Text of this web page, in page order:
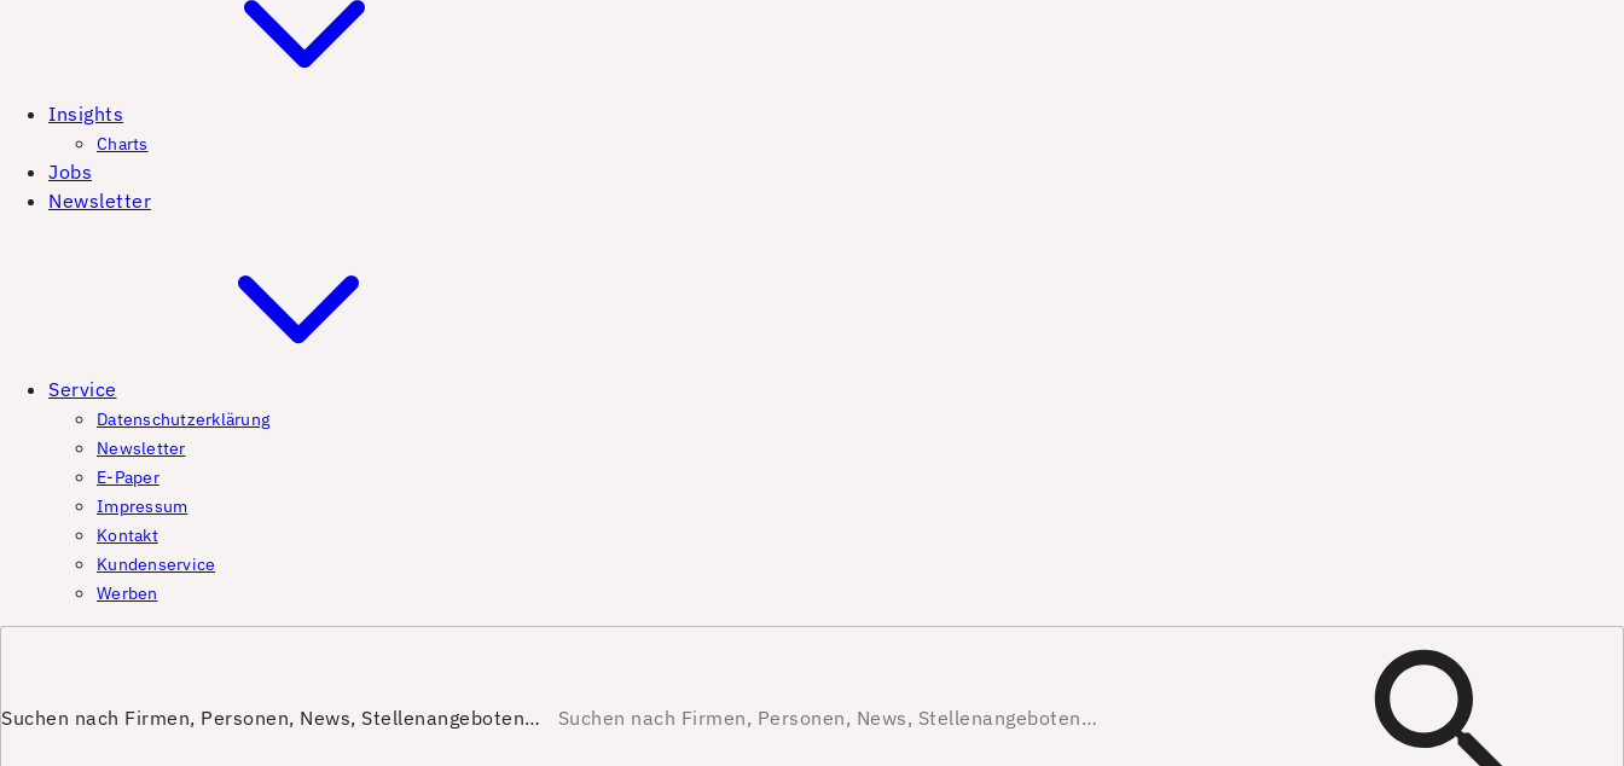
Insights
Charts
Jobs
Newsletter
Service
Datenschutzerklärung
Newsletter
E-Paper
Impressum
Kontakt
Kundenservice
Werben
Suchen nach Firmen, Personen, News, Stellenangeboten…